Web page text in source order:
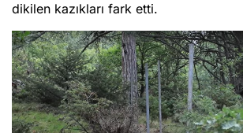
dikilen kazıkları fark etti.